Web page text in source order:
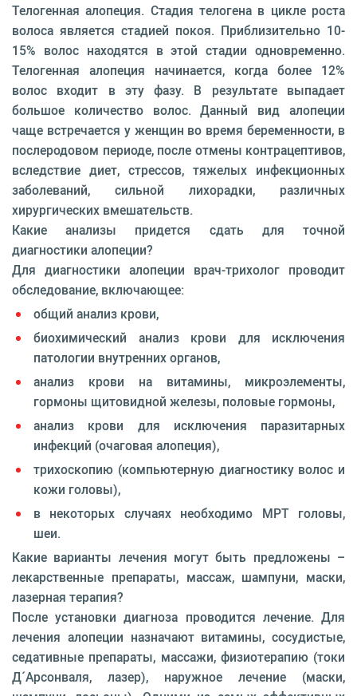
Телогенная алопеция. Стадия телогена в цикле роста
волоса является стадией покоя. Приблизительно 10-
15% волос находятся в этой стадии одновременно.
Телогенная алопеция начинается, когда более 12%
волос входит в эту фазу. В результате выпадает
большое количество волос. Данный вид алопеции
чаще встречается у женщин во время беременности, в
послеродовом периоде, после отмены контрацептивов,
вследствие диет, стрессов, тяжелых инфекционных
заболеваний, сильной лихорадки, различных
хирургических вмешательств.
Какие анализы придется сдать для точной
диагностики алопеции?
Для диагностики алопеции врач-трихолог проводит
обследование, включающее:
общий анализ крови,
биохимический анализ крови для исключения
патологии внутренних органов,
анализ крови на витамины, микроэлементы,
гормоны щитовидной железы, половые гормоны,
анализ крови для исключения паразитарных
инфекций (очаговая алопеция),
трихоскопию (компьютерную диагностику волос и
кожи головы),
в некоторых случаях необходимо МРТ головы,
шеи.
Какие варианты лечения могут быть предложены –
лекарственные препараты, массаж, шампуни, маски,
лазерная терапия?
После установки диагноза проводится лечение. Для
лечения алопеции назначают витамины, сосудистые,
седативные препараты, массажи, физиотерапию (токи
Д´Арсонваля, лазер), наружное лечение (маски,